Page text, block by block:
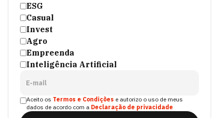
ESG
Casual
Invest
Agro
Empreenda
Inteligência Artificial
E-mail
Aceito os Termos e Condições e autorizo o uso de meus
dados de acordo com a Declaração de privacidade